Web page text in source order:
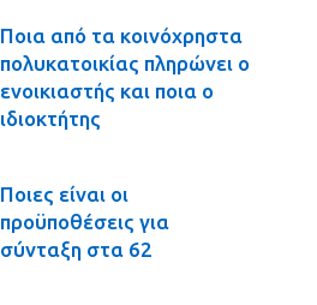
Ποια από τα κοινόχρηστα
πολυκατοικίας πληρώνει ο
ενοικιαστής και ποια ο
ιδιοκτήτης
Ποιες είναι οι
προϋποθέσεις για
σύνταξη στα 62